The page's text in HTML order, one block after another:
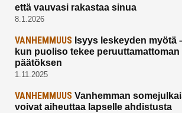
että vauvasi rakastaa sinua
8.1.2026
VANHEMMUUS Isyys leskeyden myötä
kun puoliso tekee peruuttamattoman
päätöksen
1.11.2025
VANHEMMUUS Vanhemman
voivat aiheuttaa lapselle ahdistusta